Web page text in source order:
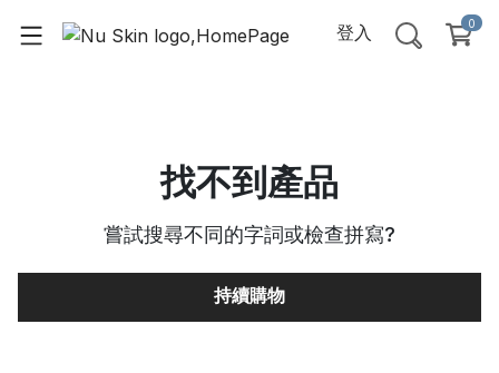
登入 0
找不到產品
嘗試搜尋不同的字詞或檢查拼寫?
持續購物